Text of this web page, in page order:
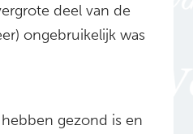
deel van de
ongebruikelijk was
gezond is en